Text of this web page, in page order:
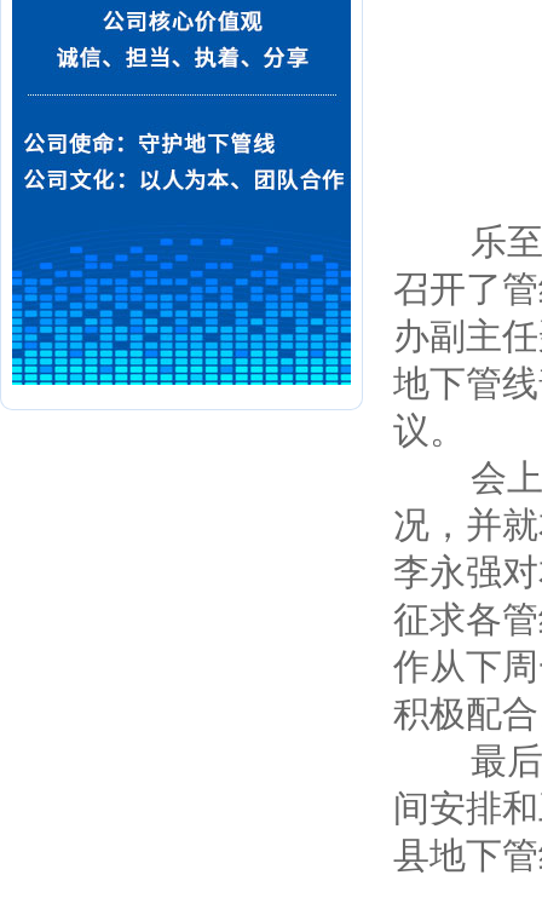
乐至县
召开了
办副主
地下管
议。
会上先
况，并
李永强
征求各
作从下
积极配
最后主
间安排
县地下